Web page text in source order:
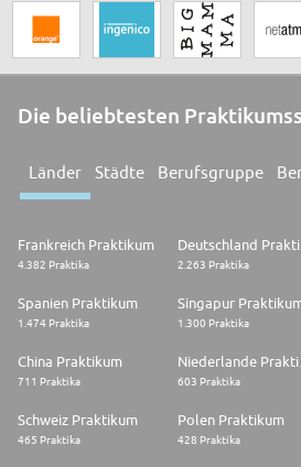
Die beliebtesten
Länder Städte Berufsgruppe
Frankreich Praktikum
4.382 Praktika 2.263 Praktika
Spanien Praktikum
1.474 Praktika
Singapur
1.300 Praktika
China Praktikum
711 Praktika 603 Praktika
Schweiz Praktikum
465 Praktika
Polen Praktikum
428 Praktika